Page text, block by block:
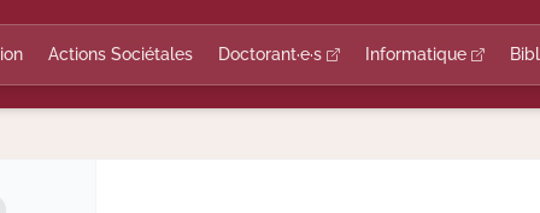
Actions Sociétales Doctorant·e·s Informatique